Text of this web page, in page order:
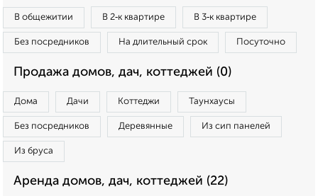
В общежитии В 2‑к квартире В 3‑к квартире
Без посредников На длительный срок Посуточно
Продажа домов, дач, коттеджей (0)
Дома Дачи Коттеджи Таунхаусы
Без посредников Деревянные Из сип панелей
Из бруса
Аренда домов, дач, коттеджей (22)